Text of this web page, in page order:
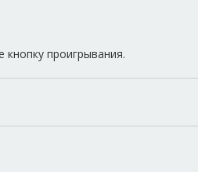
проигрывания.